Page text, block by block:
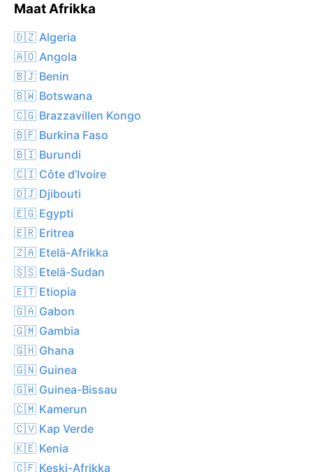
Maat Afrikka
🇩🇿 Algeria
🇦🇴 Angola
🇧🇯 Benin
🇧🇼 Botswana
🇨🇬 Brazzavillen Kongo
🇧🇫 Burkina Faso
🇧🇮 Burundi
🇨🇮 Côte d’Ivoire
🇩🇯 Djibouti
🇪🇬 Egypti
🇪🇷 Eritrea
🇿🇦 Etelä-Afrikka
🇸🇸 Etelä-Sudan
🇪🇹 Etiopia
🇬🇦 Gabon
🇬🇲 Gambia
🇬🇭 Ghana
🇬🇳 Guinea
🇬🇼 Guinea-Bissau
🇨🇲 Kamerun
🇨🇻 Kap Verde
🇰🇪 Kenia
🇨🇫 Keski-Afrikka